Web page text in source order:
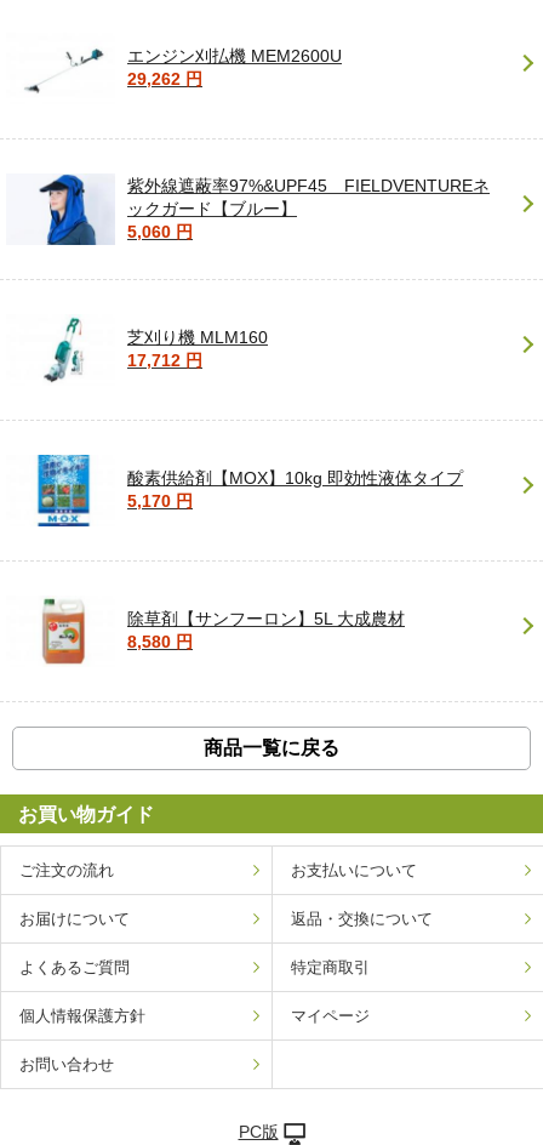
エンジン刈払機 MEM2600U
29,262 円
紫外線遮蔽率97%&UPF45 FIELDVENTUREネ
ックガード【ブルー】
5,060 円
芝刈り機 MLM160
17,712 円
酸素供給剤【MOX】10kg 即効性液体タイプ
5,170 円
除草剤【サンフーロン】5L 大成農材
8,580 円
商品一覧に戻る
お買い物ガイド
ご注文の流れ お支払いについて
お届けについて 返品・交換について
よくあるご質問 特定商取引
個人情報保護方針 マイページ
お問い合わせ
PC版